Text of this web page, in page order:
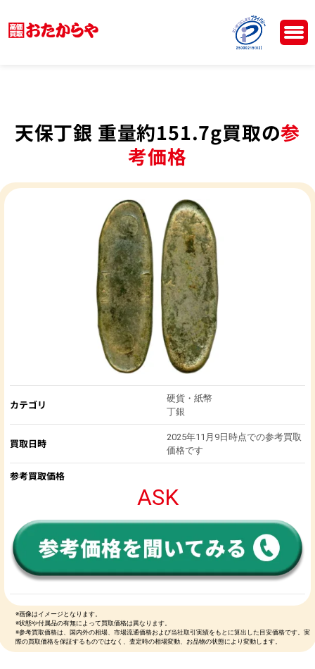
天保丁銀 重量約151.7g買取の参
考価格
カテゴリ
硬貨・紙幣
丁銀
買取日時
2025年11月9日時点での参考買取
価格です
参考買取価格
ASK
※画像はイメージとなります。
※状態や付属品の有無によって買取価格は異なります。
※参考買取価格は、国内外の相場、市場流通価格および当社取引実績をもとに算出した目安価格です。実
際の買取価格を保証するものではなく、査定時の相場変動、お品物の状態により変動します。